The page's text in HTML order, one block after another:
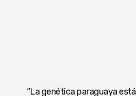
“La genética paraguaya